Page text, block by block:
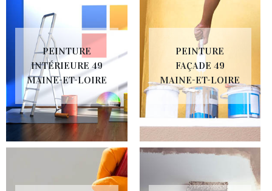
PEINTURE
INTÉRIEURE 49
MAINE-ET-LOIRE
PEINTURE
FAÇADE 49
MAINE-ET-LOIRE